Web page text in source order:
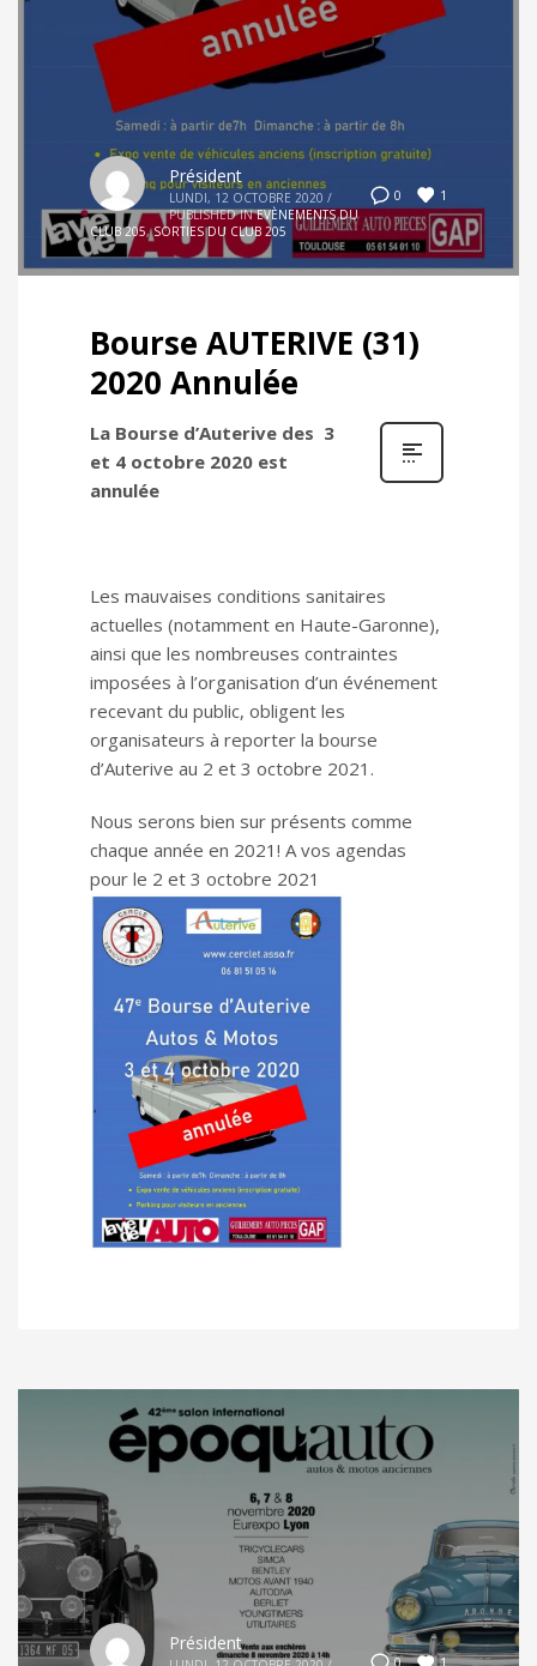
0 1
Président
LUNDI, 12 OCTOBRE 2020 /
PUBLISHED IN EVÈNEMENTS DU
CLUB 205,SORTIES DU CLUB 205
Bourse AUTERIVE (31)
2020 Annulée
La Bourse d’Auterive des 3
et 4 octobre 2020 est
annulée
Les mauvaises conditions sanitaires
actuelles (notamment en Haute-Garonne),
ainsi que les nombreuses contraintes
imposées à l’organisation d’un événement
recevant du public, obligent les
organisateurs à reporter la bourse
d’Auterive au 2 et 3 octobre 2021.
Nous serons bien sur présents comme
chaque année en 2021! A vos agendas
pour le 2 et 3 octobre 2021
1
Président